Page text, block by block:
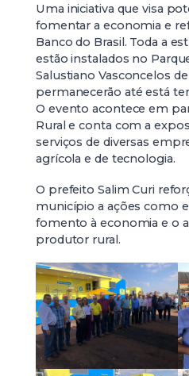
Uma iniciativa que visa
fomentar a economia e
Banco do Brasil. Toda a
estão instalados no
Salustiano Vasconcelos
permanecerão até está
O evento acontece em
Rural e conta com a
serviços de diversas
agrícola e de tecnologia.
O prefeito Salim Curi
município a ações como
fomento à economia e o
produtor rural.